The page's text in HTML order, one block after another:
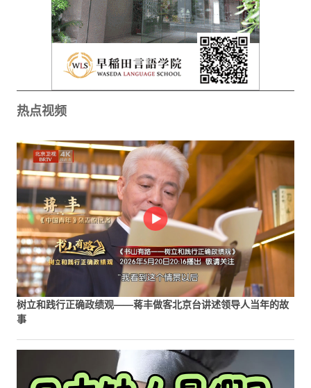
热点视频
树立和践行正确政绩观——蒋丰做客北京台讲述领导人当年的故
事